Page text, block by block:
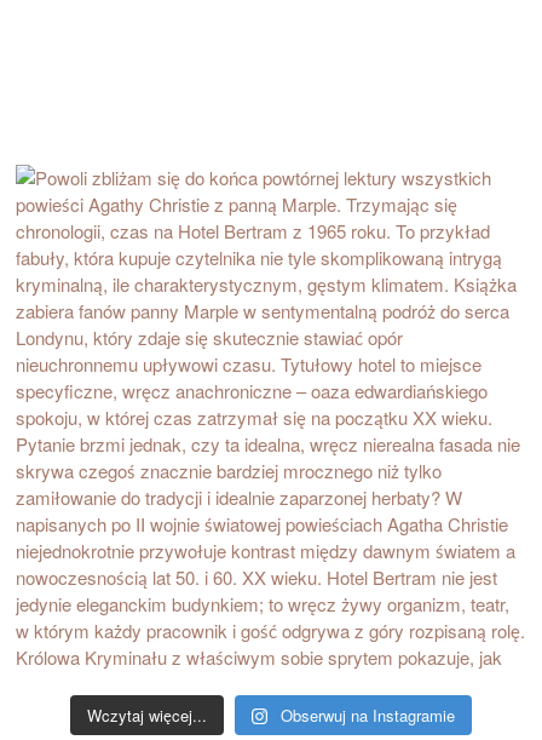
Wczytaj więcej... Obserwuj na Instagramie